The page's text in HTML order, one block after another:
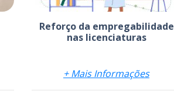
Reforço da empregabilidade
nas licenciaturas
+ Mais Informações